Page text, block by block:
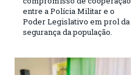
entre a Polícia Militar e o
Poder Legislativo em prol da
segurança da população.